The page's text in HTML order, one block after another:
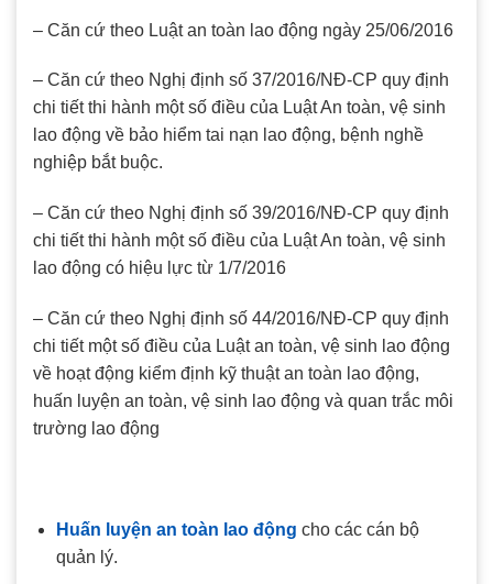
– Căn cứ theo Luật an toàn lao động ngày 25/06/2016
– Căn cứ theo Nghị định số 37/2016/NĐ-CP quy định
chi tiết thi hành một số điều của Luật An toàn, vệ sinh
lao động về bảo hiểm tai nạn lao động, bệnh nghề
nghiệp bắt buộc.
– Căn cứ theo Nghị định số 39/2016/NĐ-CP quy định
chi tiết thi hành một số điều của Luật An toàn, vệ sinh
lao động có hiệu lực từ 1/7/2016
– Căn cứ theo Nghị định số 44/2016/NĐ-CP quy định
chi tiết một số điều của Luật an toàn, vệ sinh lao động
về hoạt động kiểm định kỹ thuật an toàn lao động,
huấn luyện an toàn, vệ sinh lao động và quan trắc môi
trường lao động
Huấn luyện an toàn lao động cho các cán bộ
quản lý.